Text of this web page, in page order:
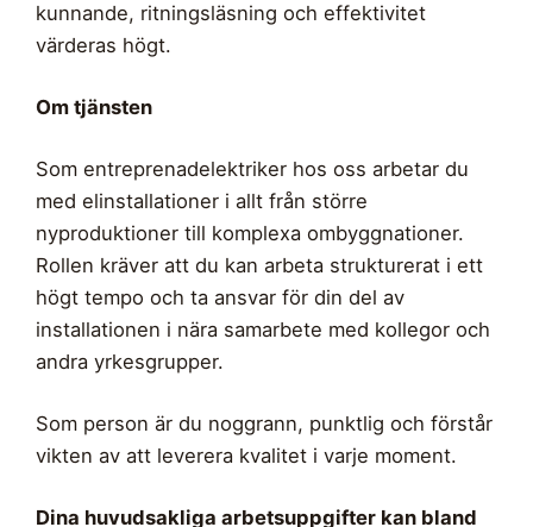
kunnande, ritningsläsning och effektivitet
värderas högt.
Om tjänsten
Som entreprenadelektriker hos oss arbetar du
med elinstallationer i allt från större
nyproduktioner till komplexa ombyggnationer.
Rollen kräver att du kan arbeta strukturerat i ett
högt tempo och ta ansvar för din del av
installationen i nära samarbete med kollegor och
andra yrkesgrupper.
Som person är du noggrann, punktlig och förstår
vikten av att leverera kvalitet i varje moment.
Dina huvudsakliga arbetsuppgifter kan bland